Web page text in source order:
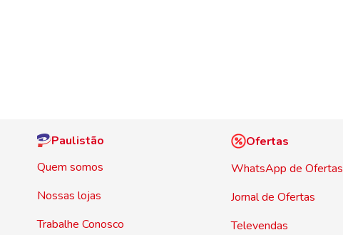
Paulistão
Quem somos
Nossas lojas
Trabalhe Conosco
Ofertas
WhatsApp de Ofertas
Jornal de Ofertas
Televendas